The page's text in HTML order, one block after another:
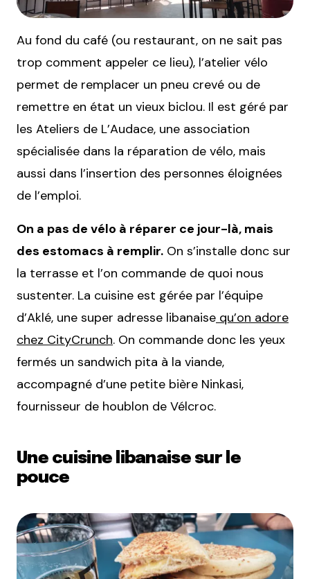
Au fond du café (ou restaurant, on ne sait pas
trop comment appeler ce lieu), l’atelier vélo
permet de remplacer un pneu crevé ou de
remettre en état un vieux biclou. Il est géré par
les Ateliers de L’Audace, une association
spécialisée dans la réparation de vélo, mais
aussi dans l’insertion des personnes éloignées
de l’emploi.
On a pas de vélo à réparer ce jour-là, mais
des estomacs à remplir. On s’installe donc sur
la terrasse et l’on commande de quoi nous
sustenter. La cuisine est gérée par l’équipe
d’Aklé, une super adresse libanaise qu’on adore
chez CityCrunch. On commande donc les yeux
fermés un sandwich pita à la viande,
accompagné d’une petite bière Ninkasi,
fournisseur de houblon de Vélcroc.
Une cuisine libanaise sur le
pouce